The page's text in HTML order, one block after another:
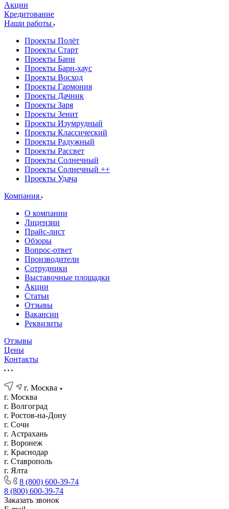
Акции
Кредитование
Наши работы
Проекты Полёт
Проекты Старт
Проекты Бани
Проекты Барн-хаус
Проекты Восход
Проекты Гармония
Проекты Дачник
Проекты Заря
Проекты Зенит
Проекты Изумрудный
Проекты Классический
Проекты Радужный
Проекты Рассвет
Проекты Солнечный
Проекты Солнечный ++
Проекты Удача
Компания
О компании
Лицензии
Прайс-лист
Обзоры
Вопрос-ответ
Производители
Сотрудники
Выставочные площадки
Акции
Статьи
Отзывы
Вакансии
Реквизиты
Отзывы
Цены
Контакты
г. Москва
г. Москва
г. Волгоград
г. Ростов-на-Дону
г. Сочи
г. Астрахань
г. Воронеж
г. Краснодар
г. Ставрополь
г. Ялта
8 (800) 600-39-74
8 (800) 600-39-74
Заказать звонок